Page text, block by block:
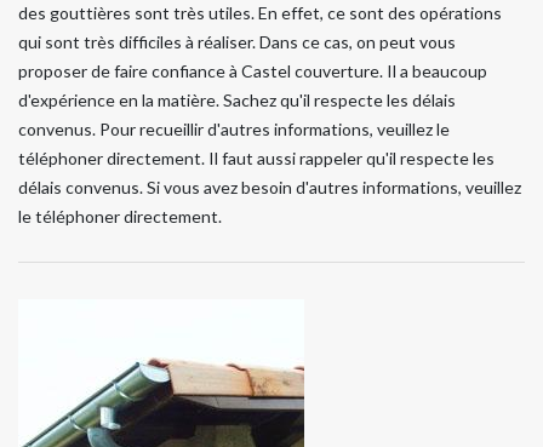
des gouttières sont très utiles. En effet, ce sont des opérations
qui sont très difficiles à réaliser. Dans ce cas, on peut vous
proposer de faire confiance à Castel couverture. Il a beaucoup
d'expérience en la matière. Sachez qu'il respecte les délais
convenus. Pour recueillir d'autres informations, veuillez le
téléphoner directement. Il faut aussi rappeler qu'il respecte les
délais convenus. Si vous avez besoin d'autres informations, veuillez
le téléphoner directement.